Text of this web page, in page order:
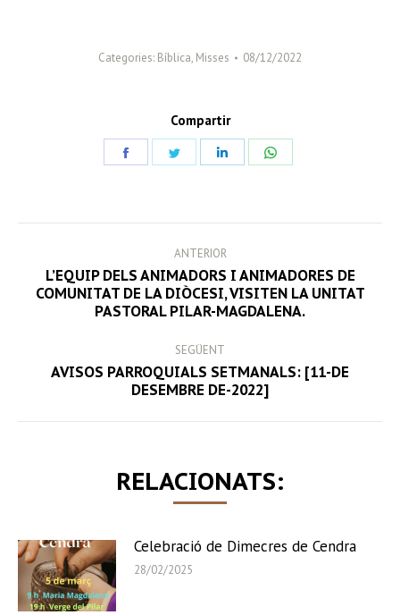
Categories: Bíblica, Misses 08/12/2022
Compartir
NAVIGATION
ANTERIOR
Previous
post:
L’EQUIP DELS ANIMADORS I ANIMADORES DE
COMUNITAT DE LA DIÒCESI, VISITEN LA UNITAT
PASTORAL PILAR-MAGDALENA.
SEGÜENT
Next
AVISOS PARROQUIALS SETMANALS: [11-DE
DESEMBRE DE-2022]
RELACIONATS:
Celebració de Dimecres de Cendra
28/02/2025